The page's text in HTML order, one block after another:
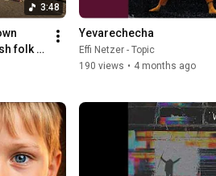
3:48
folk
Yevarechecha
Effi Netzer - Topic
190 views • 4 months ago